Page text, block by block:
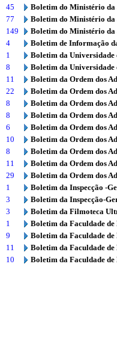
45
Boletim do Ministério da
77
Boletim do Ministério da
149
Boletim do Ministério da
4
Boletim de Informação
1
Boletim da Universidade
8
Boletim da Universidade
11
Boletim da Ordem dos
22
Boletim da Ordem dos
8
Boletim da Ordem dos
8
Boletim da Ordem dos
6
Boletim da Ordem dos
10
Boletim da Ordem dos
8
Boletim da Ordem dos
11
Boletim da Ordem dos
29
Boletim da Ordem dos
1
Boletim da Inspecção -
3
Boletim da Inspecção-
3
Boletim da Filmoteca
1
Boletim da Faculdade
9
Boletim da Faculdade
11
Boletim da Faculdade
10
Boletim da Faculdade